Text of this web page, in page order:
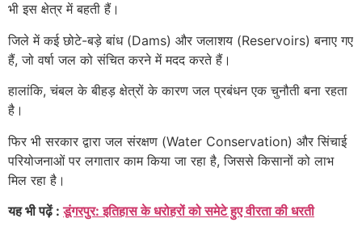
भी इस क्षेत्र में बहती हैं।
जिले में कई छोटे-बड़े बांध (Dams) और जलाशय (Reservoirs) बनाए गए
हैं, जो वर्षा जल को संचित करने में मदद करते हैं।
हालांकि, चंबल के बीहड़ क्षेत्रों के कारण जल प्रबंधन एक चुनौती बना रहता
है।
फिर भी सरकार द्वारा जल संरक्षण (Water Conservation) और सिंचाई
परियोजनाओं पर लगातार काम किया जा रहा है, जिससे किसानों को लाभ
मिल रहा है।
यह भी पढ़ें :डूंगरपुर: इतिहास के धरोहरों को समेटे हुए वीरता की धरती